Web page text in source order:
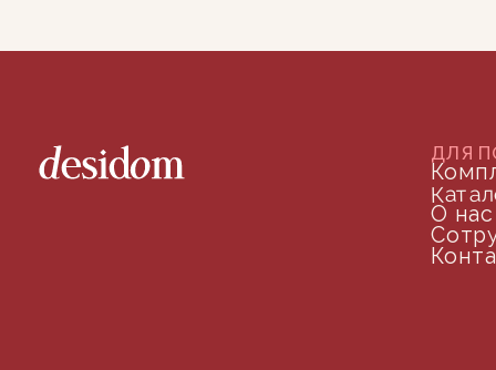
+7 (905) 208-46-36
телефон для связи